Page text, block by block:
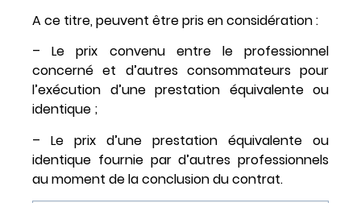
A ce titre, peuvent être pris en considération :
– Le prix convenu entre le professionnel
concerné et d’autres consommateurs pour
l’exécution d’une prestation équivalente ou
identique ;
– Le prix d’une prestation équivalente ou
identique fournie par d’autres professionnels
au moment de la conclusion du contrat.